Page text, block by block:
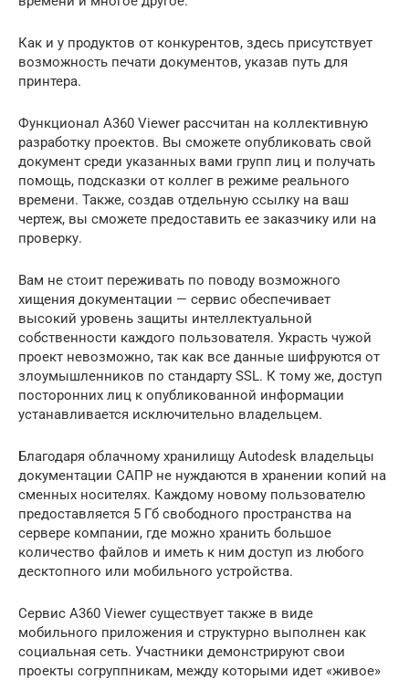
Как и у продуктов от конкурентов, здесь присутствует
возможность печати документов, указав путь для
принтера.
Функционал A360 Viewer рассчитан на коллективную
разработку проектов. Вы сможете опубликовать свой
документ среди указанных вами групп лиц и получать
помощь, подсказки от коллег в режиме реального
времени. Также, создав отдельную ссылку на ваш
чертеж, вы сможете предоставить ее заказчику или на
проверку.
Вам не стоит переживать по поводу возможного
хищения документации — сервис обеспечивает
высокий уровень защиты интеллектуальной
собственности каждого пользователя. Украсть чужой
проект невозможно, так как все данные шифруются от
злоумышленников по стандарту SSL. К тому же, доступ
посторонних лиц к опубликованной информации
устанавливается исключительно владельцем.
Благодаря облачному хранилищу Autodesk владельцы
документации САПР не нуждаются в хранении копий на
сменных носителях. Каждому новому пользователю
предоставляется 5 Гб свободного пространства на
сервере компании, где можно хранить большое
количество файлов и иметь к ним доступ из любого
десктопного или мобильного устройства.
Сервис A360 Viewer существует также в виде
мобильного приложения и структурно выполнен как
социальная сеть. Участники демонстрируют свои
проекты согруппникам, между которыми идет «живое»